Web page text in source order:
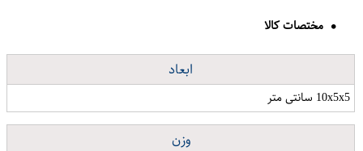
مختصات کالا
ابعاد
10x5x5 سانتی متر
وزن